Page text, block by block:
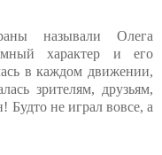
называли Олега
характер и его
в каждом движении,
зрителям, друзьям,
Будто не играл вовсе, а